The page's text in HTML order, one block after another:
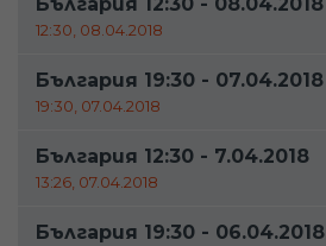
12:30, 08.04.2018
България 19:30 - 07.04.2018
19:30, 07.04.2018
България 12:30 - 7.04.2018
13:26, 07.04.2018
България 19:30 - 06.04.2018